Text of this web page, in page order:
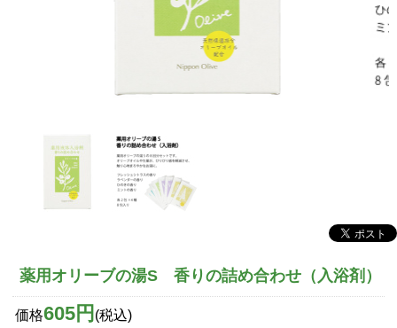
薬用オリーブの湯S 香りの詰め合わせ（入浴剤）
価格605円 (税込)